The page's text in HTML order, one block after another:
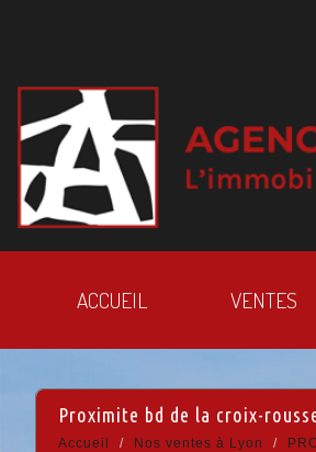
ACCUEIL VENTES
proximite bd de la croix-
Accueil Nos ventes à Lyon